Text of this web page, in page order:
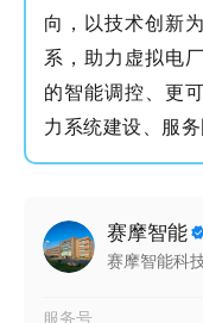
向，以技术创新
系，助力虚拟电
的智能调控、更
力系统建设、服